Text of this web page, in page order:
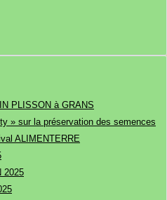
PLISSON à GRANS
» sur la préservation des semences
ALIMENTERRE
2025